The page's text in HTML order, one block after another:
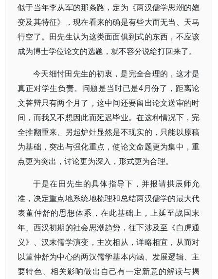
似于当年李从军的那条路，定为《两汉儒学思潮的嬗
变及其特征》，现在看来的确是有些大而无当、天马
行空了。田先生认为这类面面俱到式的东西，不应该
成为博士学位论文的选题，就不容分说给打回来了。
今天细忖田先生的初衷，是完全合理的，这才是
真正对学生负责。问题是当时已是4月份了，距离论
文答辩只有两个月了，这中间还要留出论文送审的时
间，而我又不想因此而延迟毕业。在这种情况下，完
全推翻重来、另起炉灶显然是不现实的，只能以原稿
为基础，突出与强化重点，使论文命题更为集中，重
点更为突出，讨论更为深入，形式更为合理。
于是在田先生的具体指导下，并报请拱辰师允
准，决定重点地系统地梳理和总结两汉儒学的最大代
表董仲舒的思想体系，在此基础上，上延至战国末
年、西汉初期的社会思潮趋势，往下涉及至《白虎通
义》、汉末儒学演变，主次相从，详略相宜，从而对
以董仲舒为中心的两汉儒学基本内涵、发展逻辑、主
要特色、相关影响做出自己有一定新意的解读与揭